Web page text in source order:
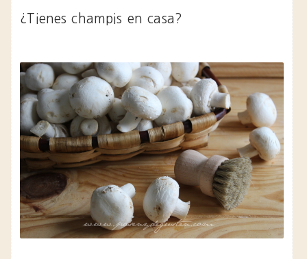
¿Tienes champis en casa?